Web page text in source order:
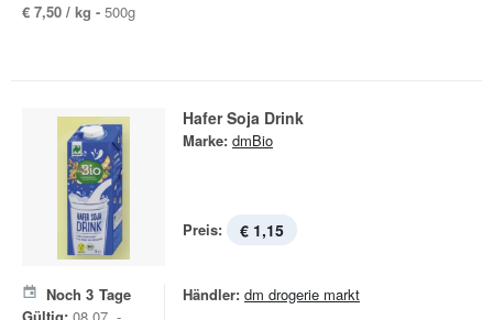
€ 7,50 / kg - 500g
Hafer Soja Drink
Marke: dmBio
Preis: € 1,15
Noch 3 Tage
Händler: dm drogerie markt